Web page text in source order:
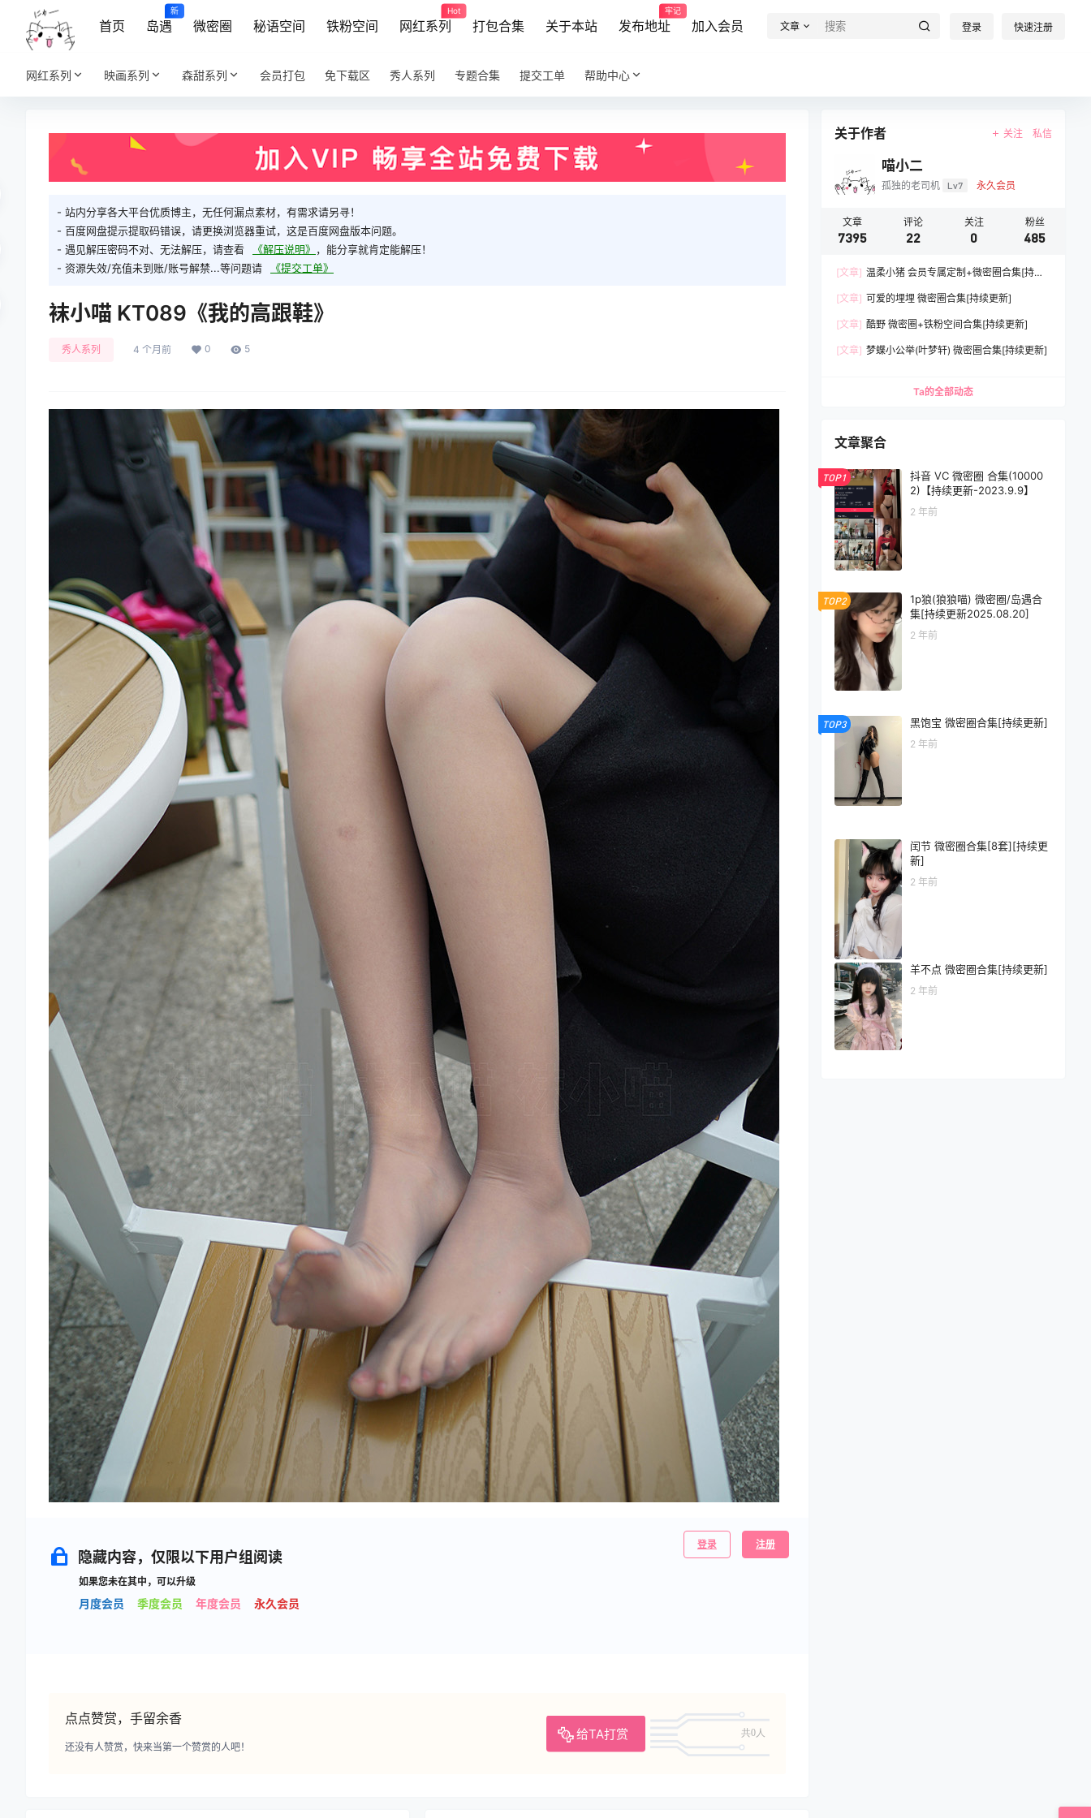
首页 岛遇
新
微密圈 秘语空间 铁粉空间 网红系列
Hot
打包合集 关于本站 发布地址
牢记
加入会员 文章 登录 快速注册
网红系列 映画系列 森甜系列 会员打包 免下载区 秀人系列 专题合集 提交工单 帮助中心
- 站内分享各大平台优质博主，无任何漏点素材，有需求请另寻！
- 百度网盘提示提取码错误，请更换浏览器重试，这是百度网盘版本问题。
- 遇见解压密码不对、无法解压，请查看
《解压说明》 ，能分享就肯定能解压！
- 资源失效/充值未到账/账号解禁...等问题请
《提交工单》
袜小喵 KT089《我的高跟鞋》
秀人系列 4 个月前 0 5
隐藏内容，仅限以下用户组阅读
如果您未在其中，可以升级
月度会员 季度会员 年度会员 永久会员
登录 注册
点点赞赏，手留余香
给TA打赏 共0人
还没有人赞赏，快来当第一个赞赏的人吧！
关于作者 关注 私信
喵小二
孤独的老司机 Lv7 永久会员
文章
7395
评论
22
关注
0
粉丝
485
[文章] 温柔小猪 会员专属定制+微密圈合集[持续
[文章] 可爱的埋埋 微密圈合集[持续更新]
[文章] 酷野 微密圈+铁粉空间合集[持续更新]
[文章] 梦蝶小公举(叶梦轩) 微密圈合集[持续更新]
Ta的全部动态
文章聚合
TOP1
抖音 VC 微密圈 合集(10000
2)【持续更新-2023.9.9】
2 年前
TOP2
1p狼(狼狼喵) 微密圈/岛遇合
集[持续更新2025.08.20]
2 年前
TOP3 黑饱宝 微密圈合集[持续更新]
2 年前
闰节 微密圈合集[8套][持续更
新]
2 年前
羊不点 微密圈合集[持续更新]
2 年前